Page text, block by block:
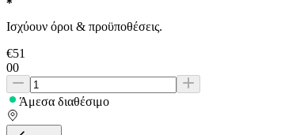
Ισχύουν όροι & προϋποθέσεις.
€51
00
Άμεσα διαθέσιμο